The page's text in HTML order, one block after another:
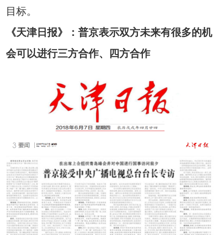
目标。
《天津日报》：普京表示双方未来有很多的机
会可以进行三方合作、四方合作